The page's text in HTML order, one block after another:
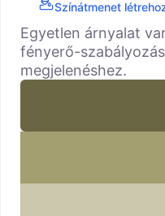
Színátmenet
Egyetlen árnyalat
fényerő-
megjelenéshez.